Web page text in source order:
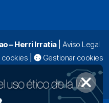
– Herri Irratia| Aviso Legal
cookies
Gestionar cookies
|
94 423 92 00|